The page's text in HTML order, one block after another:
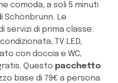
comoda, a soli 5 minuti
Schönbrunn. Le
servizi di prima classe:
TV LED,
con doccia e WC,
Questo pacchetto
base di 79€ a persona